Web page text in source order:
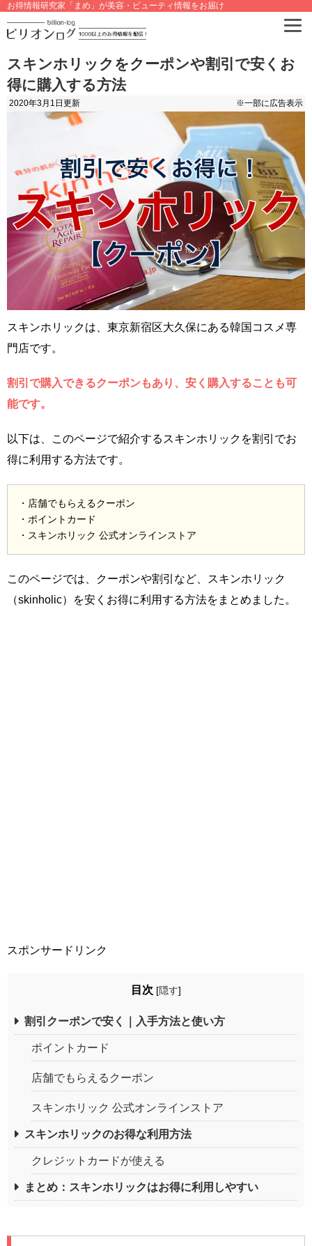
お得情報研究家「まめ」が美容・ビューティ情報をお届け
スキンホリックをクーポンや割引で安くお
得に購入する方法
2020年3月1日 更新 ※一部に広告表示
スキンホリックは、東京新宿区大久保にある韓国コスメ専
門店です。
割引で購入できるクーポンもあり、安く購入することも可
能です。
以下は、このページで紹介するスキンホリックを割引でお
得に利用する方法です。
・店舗でもらえるクーポン
・ポイントカード
・スキンホリック 公式オンラインストア
このページでは、クーポンや割引など、スキンホリック
（skinholic）を安くお得に利用する方法をまとめました。
スポンサードリンク
目次 [隠す]
割引クーポンで安く｜入手方法と使い方
ポイントカード
店舗でもらえるクーポン
スキンホリック 公式オンラインストア
スキンホリックのお得な利用方法
クレジットカードが使える
まとめ：スキンホリックはお得に利用しやすい